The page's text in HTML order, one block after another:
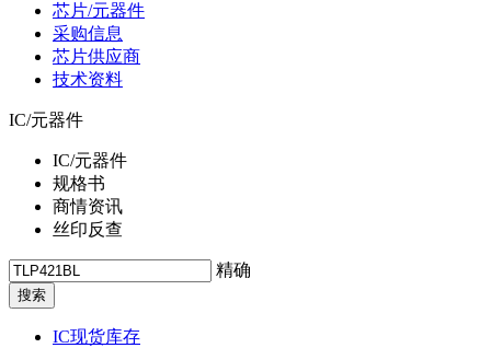
芯片/元器件
采购信息
芯片供应商
技术资料
IC/元器件
IC/元器件
规格书
商情资讯
丝印反查
精确
IC现货库存